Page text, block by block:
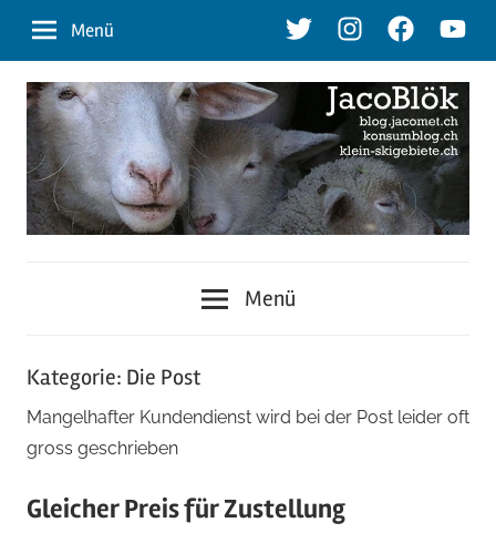
Inhalt
TwitterInstagramFacebook
Menü
der
Blog
von
klein-
Menü
Kategorie: Die Post
Mangelhafter Kundendienst wird bei der Post leider oft
gross geschrieben
Gleicher Preis für Zustellung